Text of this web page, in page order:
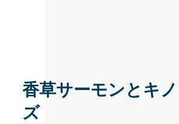
香草サーモンとキ
ズ